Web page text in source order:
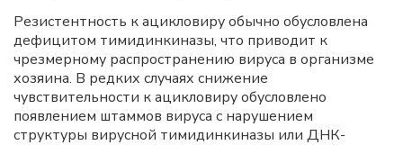
Резистентность к ацикловиру обычно обусловлена
дефицитом тимидинкиназы, что приводит к
чрезмерному распространению вируса в организме
хозяина. В редких случаях снижение
чувствительности к ацикловиру обусловлено
появлением штаммов вируса с нарушением
структуры вирусной тимидинкиназы или ДНК-